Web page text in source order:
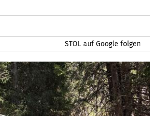
STOL auf Google folgen